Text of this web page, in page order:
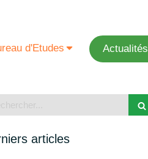
d'Etudes Actualités
articles